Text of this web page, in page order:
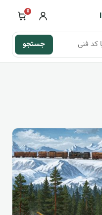
0
جستجو